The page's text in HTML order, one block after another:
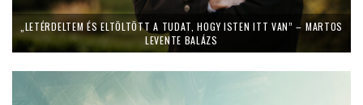
„LETÉRDELTEM ÉS ELTÖLTÖTT A TUDAT, HOGY ISTEN ITT VAN” – MARTOS
LEVENTE BALÁZS